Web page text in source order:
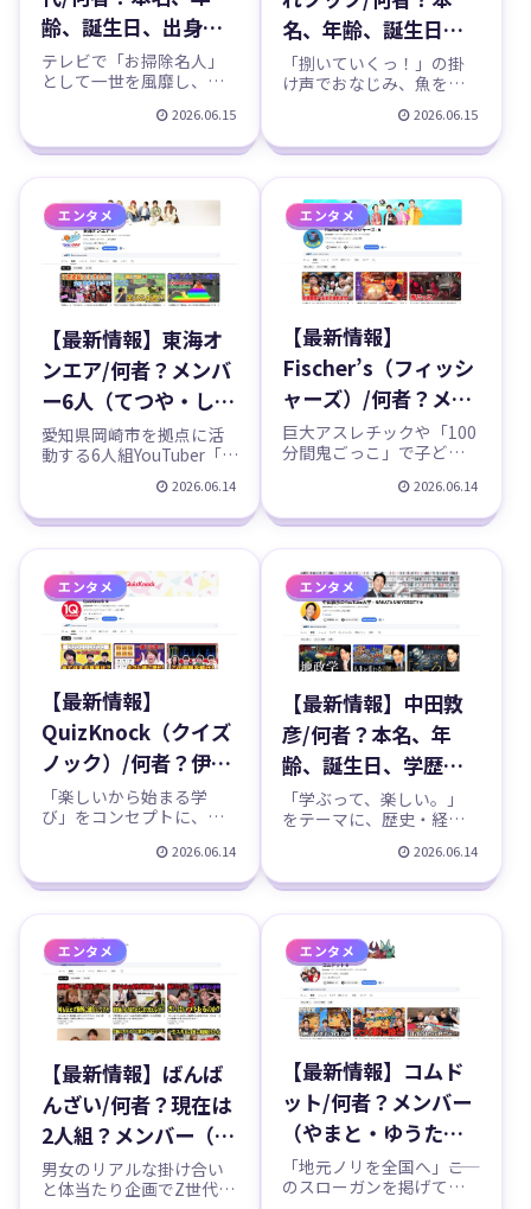
齢、誕生日、出身、
松居棒、船越英一
郎、離婚、現在、ニ
ューヨークなどのプ
ロフィール、
YouTubeチャンネル
紹介！
テレビで「お掃除名人」
として一世を風靡し、割
掃除道具「松居棒（マツ
イ棒）」でおなじみの松
居一代さん。元女優・タ
レントであり、ベストセ
ラー作家、そして実業家
としても知られる多才な
人物です。現在は活動の
拠点をアメリカ・ニュ...
2026.06.15
名、年齢、誕生日、
出身、結婚、嫁、子
供、うお一番、年収
などのプロフィー
ル、YouTubeチャン
ネル紹介！
「捌いていくっ！」の掛
け声でおなじみ、魚を豪
を魅了する料理系
YouTuber「きまぐれクッ
ク」。巨大マグロやキン
グサーモン、珍しい深海
魚まで、見事な包丁さば
きと軽妙なトークで料理
する動画は、チャンネル
登録者数約1530...
2026.06.15
エンタメ
【最新情報】東海オ
ンエア/何者？メンバ
ー6人（てつや・しば
ゆー・りょう・とし
みつ・ゆめまる・虫
眼鏡）の本名、年
齢、誕生日、現在な
どのプロフィール、
YouTubeチャンネル
紹介！
愛知県岡崎市を拠点に活
動する6人組YouTuber「東
結成以来、メンバーの入
れ替わりが一度もないと
いう珍しいグループで、
体を張った唯一無二の企
画力により、チャンネル
登録者数は約725万人
（2026年6月時点）に到
達...
2026.06.14
エンタメ
【最新情報】
Fischer’s（フィッシ
ャーズ）/何者？メン
バー6人（シルクロー
ド・ンダホ・ザカ
オ・マサイ・モト
キ・ダーマ）の本
名、年齢、誕生日、
結成秘話、結婚、年
収などのプロフィー
ル、YouTubeチャン
ネル紹介！
巨大アスレチックや「100
分間鬼ごっこ」で子ども
る、日本最大級の
YouTuberグループ
「Fischer's（フィッシャ
ーズ）」。登録者は約906
万人と、1000万人も目前
です。中学の同級生が
「卒業記念に楽しいこと
を動...
2026.06.14
エンタメ
【最新情報】
QuizKnock（クイズ
ノック）/何者？伊沢
拓司らメンバーの本
名、年齢、誕生日、
学歴、結成秘話、年
収などのプロフィー
ル、YouTubeチャン
ネル紹介！
「楽しいから始まる学
び」をコンセプトに、ク
気の東大発集団
「QuizKnock（クイズノッ
ク）」。登録者は約266万
人と、「学び」をエンタ
メに変えた先駆け的存在
です。クイズ王・伊沢拓
司さんが率いる、東大や
早稲田出身の高学...
2026.06.14
エンタメ
【最新情報】中田敦
彦/何者？本名、年
齢、誕生日、学歴、
オリラジ、シンガポ
ール移住、妻・福田
萌、年収などのプロ
フィール、YouTube
大学紹介！
「学ぶって、楽しい。」
をテーマに、歴史・経
よく解説して人気の「中
田敦彦のYouTube大
と、教育系チャンネルと
しては国内最大級です。
お笑いコンビ「オリエン
タルラジオ」として「武
勇伝」や「PER...
2026.06.14
エンタメ
【最新情報】ばんば
んざい/何者？現在は
2人組？メンバー（ぎ
し・みゆ・るな）の
本名、年齢、誕生
男女のリアルな掛け合い
と体当たり企画でZ世代を
エンタメ
【最新情報】コムド
ット/何者？メンバー
（やまと・ゆうた・
ひゅうが・ゆうま・
あむぎり）の本名、
「地元ノリを全国へ」――こ
のスローガンを掲げて日